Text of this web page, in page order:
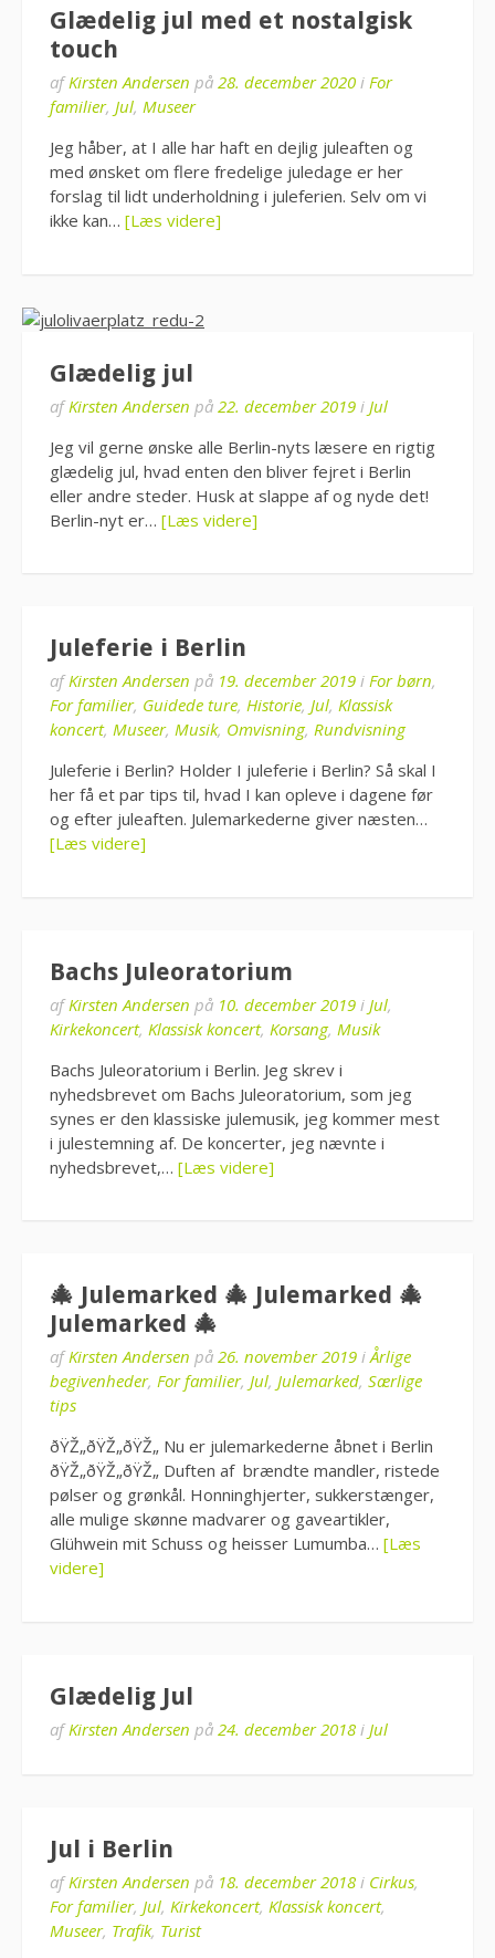
Glædelig jul med et nostalgisk
touch
afKirsten Andersen på 28. december 2020 i For
familier, Jul, Museer
Jeg håber, at I alle har haft en dejlig juleaften og
med ønsket om flere fredelige juledage er her
forslag til lidt underholdning i juleferien. Selv om vi
ikke kan… [Læs videre]
Glædelig jul
afKirsten Andersen på 22. december 2019 i Jul
Jeg vil gerne ønske alle Berlin-nyts læsere en rigtig
glædelig jul, hvad enten den bliver fejret i Berlin
eller andre steder. Husk at slappe af og nyde det!
Berlin-nyt er… [Læs videre]
Juleferie i Berlin
afKirsten Andersen på 19. december 2019 i For børn,
For familier, Guidede ture, Historie, Jul, Klassisk
koncert, Museer, Musik, Omvisning, Rundvisning
Juleferie i Berlin? Holder I juleferie i Berlin? Så skal I
her få et par tips til, hvad I kan opleve i dagene før
og efter juleaften. Julemarkederne giver næsten…
[Læs videre]
Bachs Juleoratorium
afKirsten Andersen på 10. december 2019 i Jul,
Kirkekoncert, Klassisk koncert, Korsang, Musik
Bachs Juleoratorium i Berlin. Jeg skrev i
nyhedsbrevet om Bachs Juleoratorium, som jeg
synes er den klassiske julemusik, jeg kommer mest
i julestemning af. De koncerter, jeg nævnte i
nyhedsbrevet,… [Læs videre]
🎄 Julemarked 🎄 Julemarked 🎄
Julemarked 🎄
afKirsten Andersen på 26. november 2019 iÅrlige
begivenheder, For familier, Jul, Julemarked, Særlige
tips
ðŸŽ„ðŸŽ„ðŸŽ„ Nu er julemarkederne åbnet i Berlin
ðŸŽ„ðŸŽ„ðŸŽ„ Duften af brændte mandler, ristede
pølser og grønkål. Honninghjerter, sukkerstænger,
alle mulige skønne madvarer og gaveartikler,
Glühwein mit Schuss og heisser Lumumba… [Læs
videre]
Glædelig Jul
afKirsten Andersen på 24. december 2018 i Jul
Jul i Berlin
afKirsten Andersen på 18. december 2018 i Cirkus,
For familier, Jul, Kirkekoncert, Klassisk koncert,
Museer, Trafik, Turist